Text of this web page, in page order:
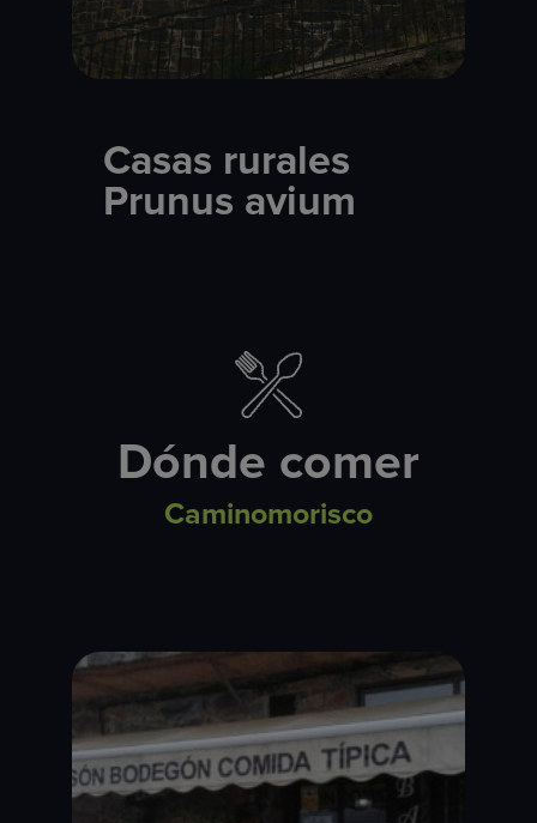
Casas rurales
Prunus avium
Dónde comer
Caminomorisco